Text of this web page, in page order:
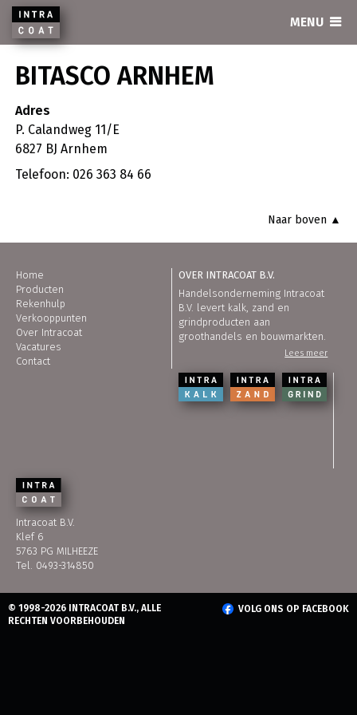
INTRACOAT MENU
BITASCO ARNHEM
Adres
P. Calandweg 11/E
6827 BJ Arnhem
Telefoon: 026 363 84 66
Naar boven ▲
Home
Producten
Rekenhulp
Verkooppunten
Over Intracoat
Vacatures
Contact
OVER INTRACOAT B.V.
Handelsonderneming Intracoat
B.V. levert kalk, zand en
grindproducten aan
groothandels en bouwmarkten.
Lees meer
Intracoat B.V.
Klef 6
5763 PG MILHEEZE
Tel. 0493-314850
© 1998-2026 INTRACOAT B.V., ALLE
RECHTEN VOORBEHOUDEN
VOLG ONS OP FACEBOOK